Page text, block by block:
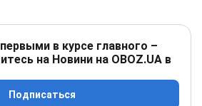
в курсе главного –
на Новини на OBOZ.UA в
Подписаться